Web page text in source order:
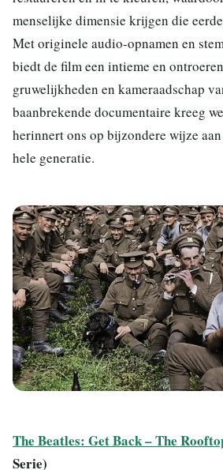
menselijke dimensie krijgen die
Met originele audio-opnamen en
biedt de film een intieme en
gruwelijkheden en kameraadschap
baanbrekende documentaire kreeg
herinnert ons op bijzondere wijze
hele generatie.
The Beatles: Get Back – The
Serie)